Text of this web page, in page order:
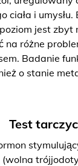
ciała i
jest zbyt
na różne
Badanie
o stanie
Test
(wolna